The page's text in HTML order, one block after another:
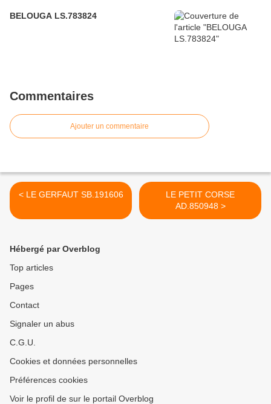
BELOUGA LS.783824
Commentaires
Ajouter un commentaire
< LE GERFAUT SB.191606
LE PETIT CORSE
AD.850948 >
Hébergé par Overblog
Top articles
Pages
Contact
Signaler un abus
C.G.U.
Cookies et données personnelles
Préférences cookies
Voir le profil de sur le portail Overblog